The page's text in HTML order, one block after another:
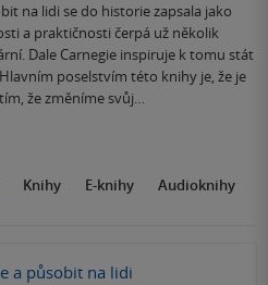
na lidi se do historie zapsala jako
a praktičnosti čerpá už několik
Dale Carnegie inspiruje k tomu stát
poselstvím této knihy je, že je
že změníme svůj…
Knihy E-knihy Audioknihy
a působit na lidi